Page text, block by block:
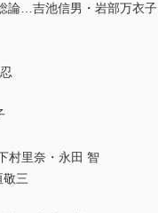
論…吉池信男・岩部万衣子
村里奈・永田 智
三